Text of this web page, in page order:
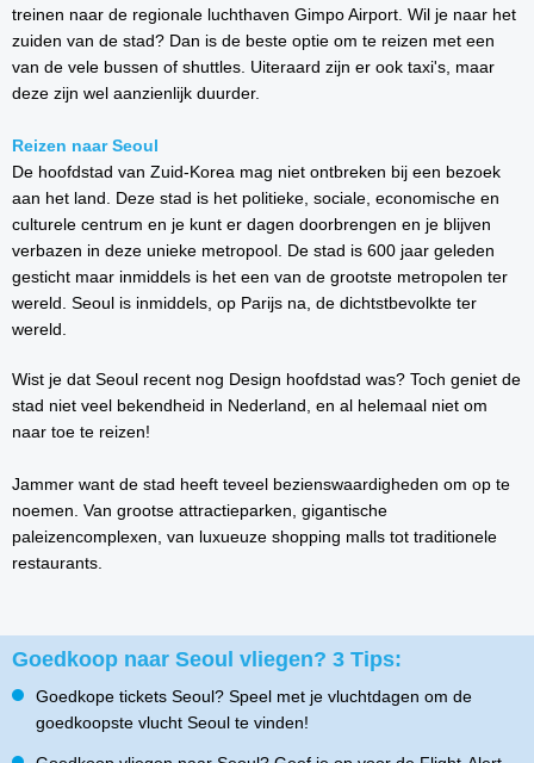
treinen naar de regionale luchthaven Gimpo Airport. Wil je naar het
zuiden van de stad? Dan is de beste optie om te reizen met een
van de vele bussen of shuttles. Uiteraard zijn er ook taxi's, maar
deze zijn wel aanzienlijk duurder.
Reizen naar Seoul
De hoofdstad van Zuid-Korea mag niet ontbreken bij een bezoek
aan het land. Deze stad is het politieke, sociale, economische en
culturele centrum en je kunt er dagen doorbrengen en je blijven
verbazen in deze unieke metropool. De stad is 600 jaar geleden
gesticht maar inmiddels is het een van de grootste metropolen ter
wereld. Seoul is inmiddels, op Parijs na, de dichtstbevolkte ter
wereld.
Wist je dat Seoul recent nog Design hoofdstad was? Toch geniet de
stad niet veel bekendheid in Nederland, en al helemaal niet om
naar toe te reizen!
Jammer want de stad heeft teveel bezienswaardigheden om op te
noemen. Van grootse attractieparken, gigantische
paleizencomplexen, van luxueuze shopping malls tot traditionele
restaurants.
Goedkoop naar Seoul vliegen? 3 Tips:
Goedkope tickets Seoul? Speel met je vluchtdagen om de
goedkoopste vlucht Seoul te vinden!